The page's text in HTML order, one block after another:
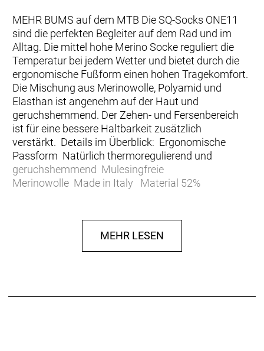
MEHR BUMS auf dem MTB Die SQ-Socks ONE11
sind die perfekten Begleiter auf dem Rad und im
Alltag. Die mittel hohe Merino Socke reguliert die
Temperatur bei jedem Wetter und bietet durch die
ergonomische Fußform einen hohen Tragekomfort.
Die Mischung aus Merinowolle, Polyamid und
Elasthan ist angenehm auf der Haut und
geruchshemmend. Der Zehen- und Fersenbereich
ist für eine bessere Haltbarkeit zusätzlich
verstärkt. Details im Überblick: Ergonomische
Passform Natürlich thermoregulierend und
geruchshemmend Mulesingfreie
Merinowolle Made in Italy Material 52%
bleichen, nicht im Trockner trocknen, nicht bügeln,
nicht chemisch reinigen, keinen Weichspüler
MEHR LESEN